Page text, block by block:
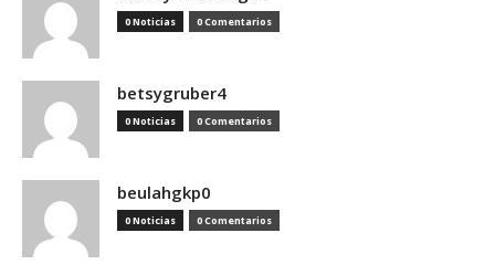
0 Noticias 0 Comentarios
betsygruber4
0 Noticias 0 Comentarios
beulahgkp0
0 Noticias 0 Comentarios